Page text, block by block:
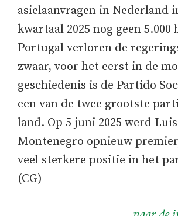
asielaanvragen in Nederland
kwartaal 2025 nog geen
Portugal verloren de
zwaar, voor het eerst in de
geschiedenis is de Partido
een van de twee grootste
land. Op 5 juni 2025 werd Luis
Montenegro opnieuw
veel sterkere positie in het
(CG)